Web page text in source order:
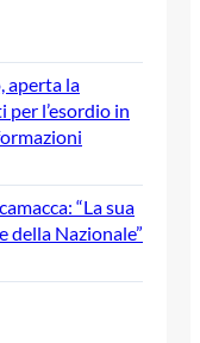
aperta la
l’esordio in
“La sua
della Nazionale”